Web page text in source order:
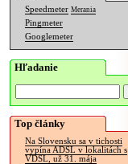
Speedmeter Merania
Pingmeter
Googlemeter
Hľadanie
Top články
Na Slovensku sa v tichosti
vypína ADSL v lokalitách s
VDSL, už 31. mája